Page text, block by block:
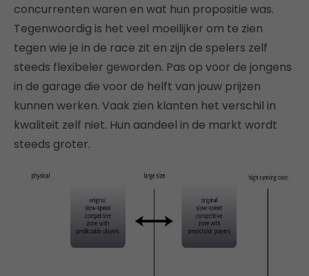
concurrenten waren en wat hun propositie was.
Tegenwoordig is het veel moeilijker om te zien
tegen wie je in de race zit en zijn de spelers zelf
steeds flexibeler geworden. Pas op voor de jongens
in de garage die voor de helft van jouw prijzen
kunnen werken. Vaak zien klanten het verschil in
kwaliteit zelf niet. Hun aandeel in de markt wordt
steeds groter.